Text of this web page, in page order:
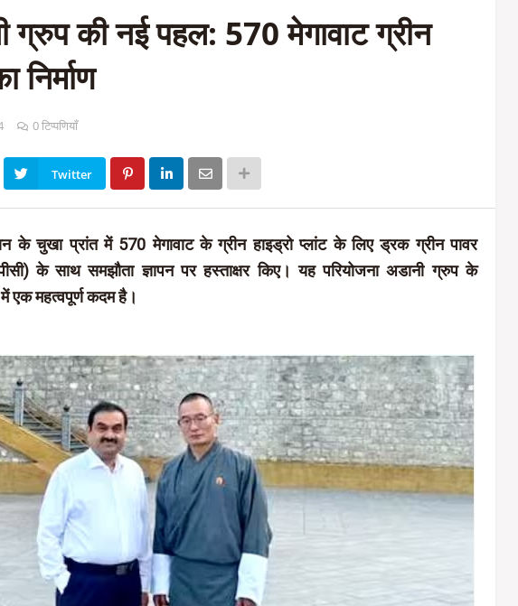
ग्रुप की नई पहल: 570 मेगावाट ग्रीन
निर्माण
0 टिप्पणियाँ
Twitter
के चुखा प्रांत में 570 मेगावाट के ग्रीन हाइड्रो प्लांट के लिए ड्रक ग्रीन पावर
के साथ समझौता ज्ञापन पर हस्ताक्षर किए। यह परियोजना अडानी ग्रुप के
में एक महत्वपूर्ण कदम है।